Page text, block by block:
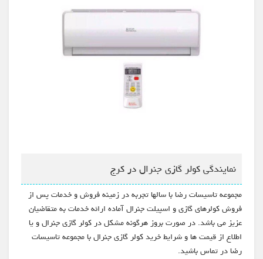
نمایندگی کولر گازی جنرال در کرج
مجموعه تاسیسات رضا با سالها تجربه در زمینه فروش و خدمات پس از
فروش کولرهای گازی و اسپیلت جنرال آماده ارائه خدمات به متقاضیان
عزیز می باشد. در صورت بروز هرگونه مشکل در کولر گازی جنرال و یا
اطلاع از قیمت ها و شرایط خرید کولر گازی جنرال با مجموعه تاسیسات
رضا در تماس باشید.